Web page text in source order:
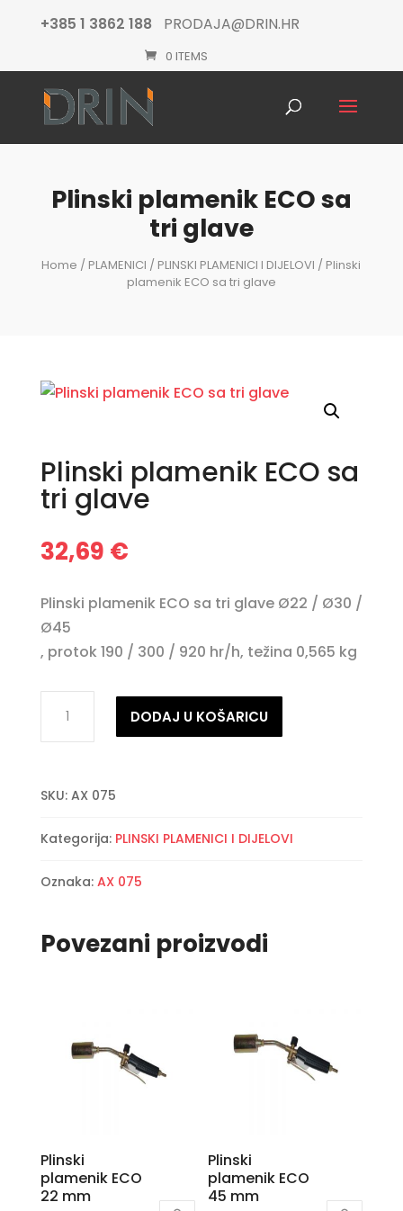
+385 1 3862 188 PRODAJA@DRIN.HR
0 ITEMS
Plinski plamenik ECO sa
tri glave
Home / PLAMENICI / PLINSKI PLAMENICI I DIJELOVI / Plinski
plamenik ECO sa tri glave
Plinski plamenik ECO sa
tri glave
32,69 €
Plinski plamenik ECO sa tri glave Ø22 / Ø30 /
Ø45
, protok 190 / 300 / 920 hr/h, težina 0,565 kg
plamenik
tri
količina
DODAJ U KOŠARICU
SKU: AX 075
Kategorija: PLINSKI PLAMENICI I DIJELOVI
Oznaka: AX 075
Povezani proizvodi
Plinski
plamenik ECO
22 mm
Plinski
plamenik ECO
45 mm